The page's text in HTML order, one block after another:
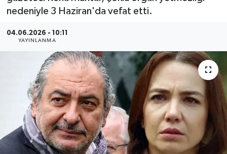
nedeniyle 3 Haziran'da vefat etti.
04.06.2026 - 10:11
YAYINLANMA